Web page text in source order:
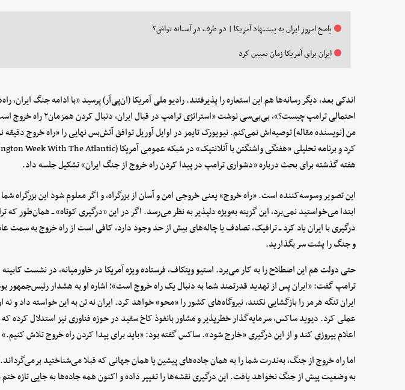
پاسخ امروز ایران به پیشنهاد آمریکا | دو طرف در آستانه توافق؟
ایران برای آمریکا زمان تعیین کرد
اندکی بعد، دیگر رسانه‌ها هم این استعاره را پذیرفتند. رادیو ملی آمریکا (ان‌پی‌آر) پرسید «با ادامه جنگ ایران،
احتمالی ترامپ چیست؟»، بی‌بی‌سی نوشت «استراتژی
من [نویسنده مقاله] توصیه‌اش نمی‌کنم. نیویورک تایمز در اوایل آوریل توافق آتش‌بس نهایی را «راه خروج
هفته گذشته برای بحث درباره «دشواری ترامپ در پیدا کردن راه خروج از جنگ ایران» تشکیل جلسه داد.
این تصویر وسوسه‌کننده است. «راه خروج» یعنی خروجی امن و آسان از بزرگراه، و اگر معلوم شود این بزرگراه
ابتدا می‌خواستید نمی‌برد، این گزینه به‌ویژه دلپذیر به نظر می‌رسد. اگر در این «درگیری کوتاه» ــ همان‌طور که
درگیری با ایران یاد کرد ــ ترافیک، تصادف یا چاله‌های بیش از حد وجود دارد، کافی است از راه خروج به سمت
و جنگ را پشت سر بگذارید.
حتی دولت هم این اصطلاح را به کار می‌برد. استیو ویتکاف، فرستاده ویژه آمریکا در خاورمیانه، در نشست
ترامپ گفت: «ایران پس از تهدید قدرتمند شما به دنبال یک راه خروج است»؛ اشاره او به هشدار رئیس‌جمهور
ایران تنگه هرمز را بازگشایی نکنند، نیروگاه‌های کشور را «محو» خواهد کرد. ایران نه تن به این خواسته داد و
عملی کرد. دیوید ساکس، سرمایه‌گذار خطرپذیر و مشاور بانفوذ کاخ سفید در حوزه فناوری نیز استدلال کرده که
اعلام پیروزی کند و از این درگیری «خارج شود». ساکس گفته بود: «باید برای پیدا کردن راه خروج تلاش کنیم.»
اما راه خروج از جنگ، به‌ندرت شما را به همان جاده‌های پیشین یا همان جهانی که قبلا می‌شناختید
به وضعیت پیش از جنگ نخواهد یافت. این درگیری نقشه‌ها را تغییر داده و اکنون همه جاده‌ها به جایی تازه